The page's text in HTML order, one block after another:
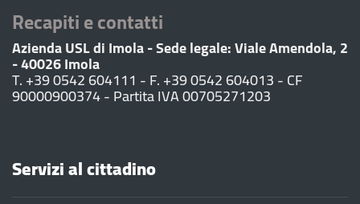
Recapiti e contatti
Azienda USL di Imola - Sede legale: Viale Amendola, 2
- 40026 Imola
T. +39 0542 604111 - F. +39 0542 604013 - CF
90000900374 - Partita IVA 00705271203
Servizi al cittadino